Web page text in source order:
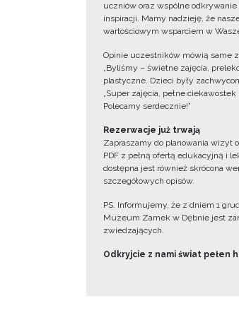
uczniów oraz wspólne
inspiracji. Mamy nadzieję, że
wartościowym wsparciem w
Opinie uczestników mówią same
„Byliśmy – świetne zajęcia,
plastyczne. Dzieci były
„Super zajęcia, pełne
Polecamy serdecznie!”
Rezerwacje już trwają
Zapraszamy do planowania wizyt
PDF z pełną ofertą edukacyjną i
dostępna jest również skrócona
szczegółowych opisów.
PS. Informujemy, że z dniem 1
Muzeum Zamek w Dębnie jest
zwiedzających.
Odkryjcie z nami świat pełen